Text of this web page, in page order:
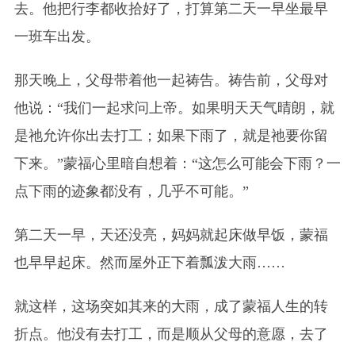
去。他把行李都收拾好了，打算第二天一早坐最早
一班车出发。
那天晚上，父母带着他一起祷告。祷告前，父母对
他说：“我们一起求问上帝。如果明天天气晴朗，就
是祂允许你出去打工；如果下雨了，就是祂要你留
下来。”蒙福心里暗自想着：“这怎么可能会下雨？一
点下雨的迹象都没有，几乎不可能。”
第二天一早，天还没亮，妈妈就起床做早饭，蒙福
也早早起床。然而屋外正下着瓢泼大雨……
就这样，这场突如其来的大雨，成了蒙福人生的转
折点。他没有去打工，而是顺从父母的意愿，去了